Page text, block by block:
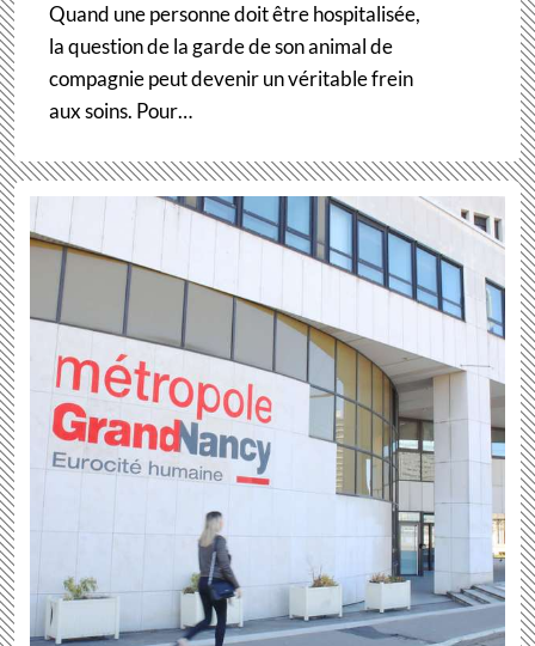
Quand une personne doit être hospitalisée,
la question de la garde de son animal de
compagnie peut devenir un véritable frein
aux soins. Pour…